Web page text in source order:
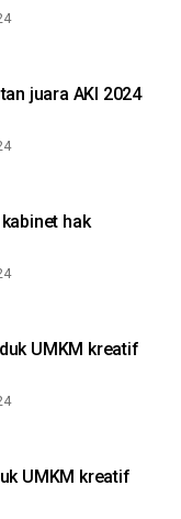
juara AKI 2024
hak
UMKM kreatif